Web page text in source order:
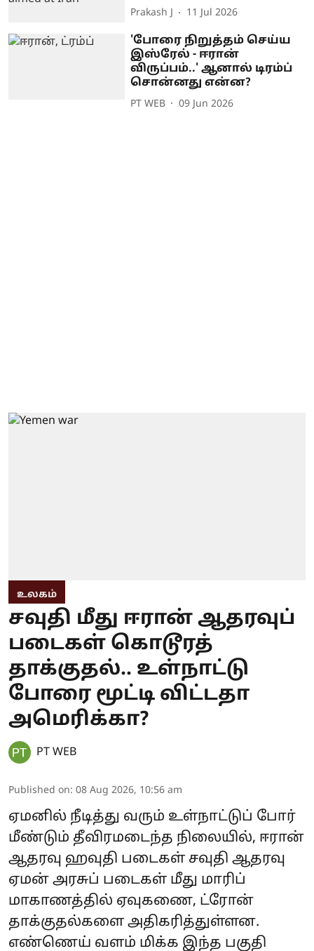
Prakash J 11 Jul 2026
'போரை நிறுத்தம் செய்ய
இஸ்ரேல் - ஈரான்
விருப்பம்..' ஆனால் டிரம்ப்
சொன்னது என்ன?
PT WEB 09 Jun 2026
உலகம்
சவுதி மீது ஈரான் ஆதரவுப்
படைகள் கொடூரத்
தாக்குதல்.. உள்நாட்டு
போரை மூட்டி விட்டதா
அமெரிக்கா?
PT WEB
Published on: 08 Aug 2026, 10:56 am
ஏமனில் நீடித்து வரும் உள்நாட்டுப் போர்
மீண்டும் தீவிரமடைந்த நிலையில், ஈரான்
ஆதரவு ஹவுதி படைகள் சவுதி ஆதரவு
ஏமன் அரசுப் படைகள் மீது மாரிப்
மாகாணத்தில் ஏவுகணை, ட்ரோன்
தாக்குதல்களை அதிகரித்துள்ளன.
எண்ணெய் வளம் மிக்க இந்த பகுதி